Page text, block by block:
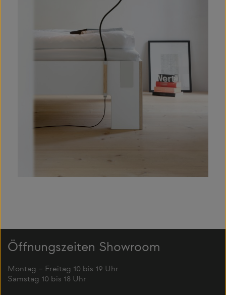
Öffnungszeiten Showroom
Montag – Freitag 10 bis 19 Uhr
Samstag 10 bis 18 Uhr